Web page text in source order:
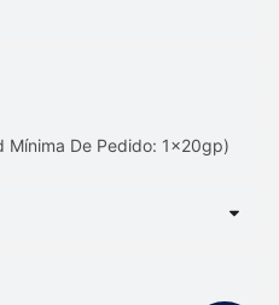
Mínima De Pedido: 1x20gp)